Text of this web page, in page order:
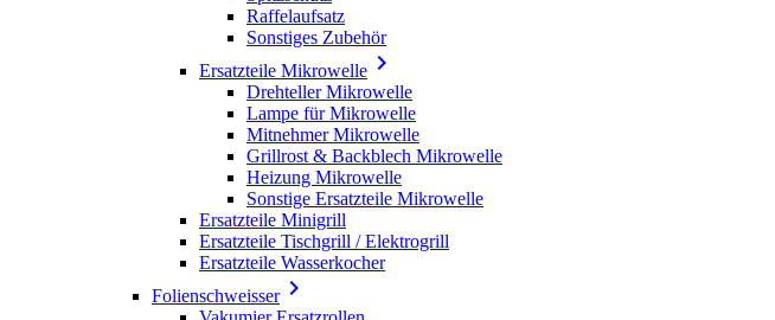
Raffelaufsatz
Sonstiges Zubehör
Ersatzteile Mikrowelle 
Drehteller Mikrowelle
Lampe für Mikrowelle
Mitnehmer Mikrowelle
Grillrost & Backblech Mikrowelle
Heizung Mikrowelle
Sonstige Ersatzteile Mikrowelle
Ersatzteile Minigrill
Ersatzteile Tischgrill / Elektrogrill
Ersatzteile Wasserkocher
Folienschweisser